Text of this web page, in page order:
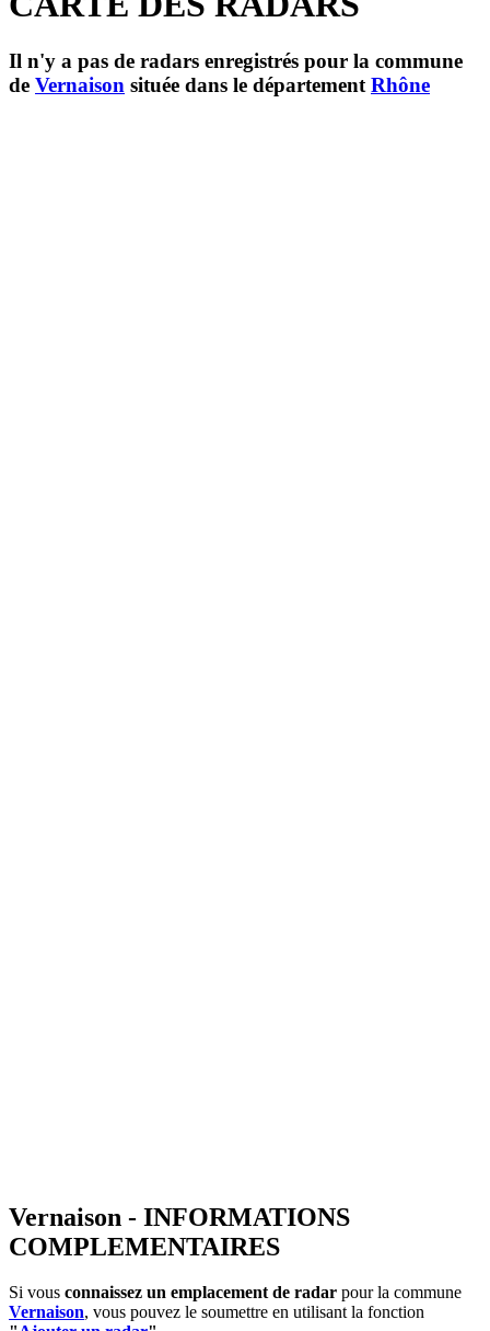
Il n'y a pas de radars enregistrés pour la commune
de Vernaison située dans le département Rhône
Vernaison - INFORMATIONS
COMPLEMENTAIRES
Si vous connaissez un emplacement de radar pour la commune
Vernaison, vous pouvez le soumettre en utilisant la fonction